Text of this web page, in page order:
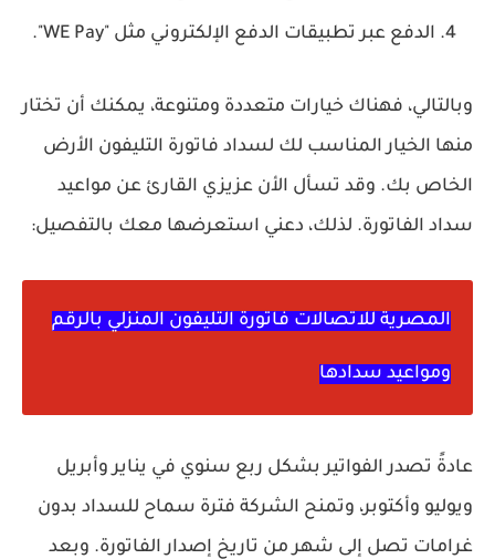
الدفع عبر تطبيقات الدفع الإلكتروني مثل "WE Pay".
وبالتالي، فهناك خيارات متعددة ومتنوعة، يمكنك أن تختار
منها الخيار المناسب لك لسداد فاتورة التليفون الأرض
الخاص بك. وقد تسأل الأن عزيزي القارئ عن مواعيد
سداد الفاتورة. لذلك، دعني استعرضها معك بالتفصيل:
المصرية للاتصالات فاتورة التليفون المنزلي بالرقم
ومواعيد سدادها
عادةً تصدر الفواتير بشكل ربع سنوي في يناير وأبريل
ويوليو وأكتوبر، وتمنح الشركة فترة سماح للسداد بدون
غرامات تصل إلى شهر من تاريخ إصدار الفاتورة. وبعد